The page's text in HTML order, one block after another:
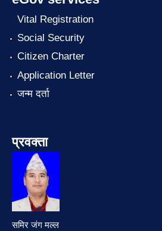
Vital Registration
Social Security
Citizen Charter
Application Letter
जन्म दर्ता
प्रवक्ता
समिर जंग मल्ल